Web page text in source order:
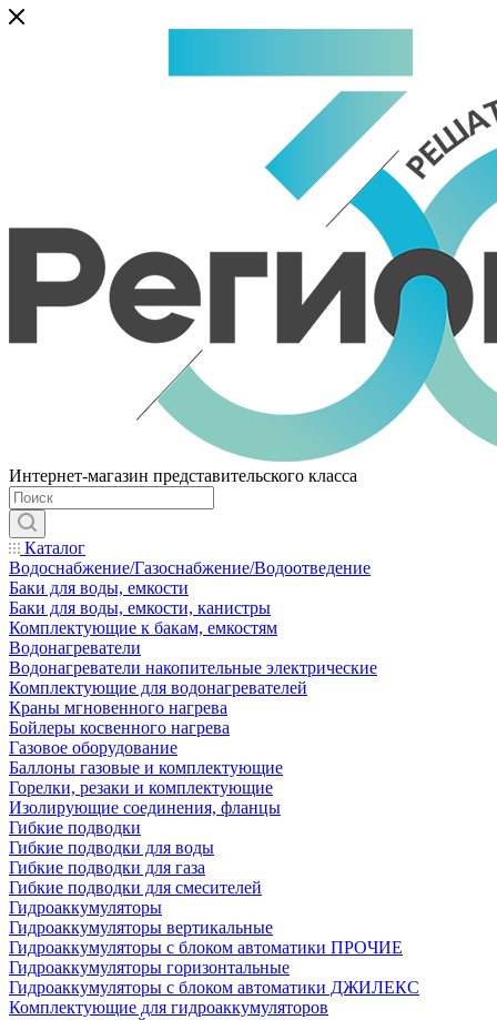
Интернет-магазин представительского класса
Каталог
Водоснабжение/Газоснабжение/Водоотведение
Баки для воды, емкости
Баки для воды, емкости, канистры
Комплектующие к бакам, емкостям
Водонагреватели
Водонагреватели накопительные электрические
Комплектующие для водонагревателей
Краны мгновенного нагрева
Бойлеры косвенного нагрева
Газовое оборудование
Баллоны газовые и комплектующие
Горелки, резаки и комплектующие
Изолирующие соединения, фланцы
Гибкие подводки
Гибкие подводки для воды
Гибкие подводки для газа
Гибкие подводки для смесителей
Гидроаккумуляторы
Гидроаккумуляторы вертикальные
Гидроаккумуляторы с блоком автоматики ПРОЧИЕ
Гидроаккумуляторы горизонтальные
Гидроаккумуляторы с блоком автоматики ДЖИЛЕКС
Комплектующие для гидроаккумуляторов